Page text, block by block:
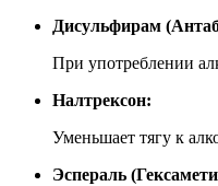
Дисульфирам
При употреблении
Налтрексон:
Уменьшает тягу к
Эспераль